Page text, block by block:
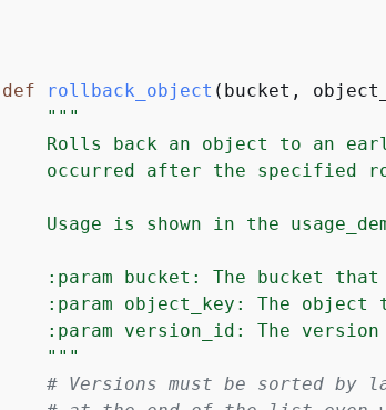
def rollback_object ( bucket,
"""
Rolls back an object to an
occurred after the specified
Usage is shown in the
:param bucket: The bucket that
:param object_key: The object
:param version_id: The version
    """
# Versions must be sorted by